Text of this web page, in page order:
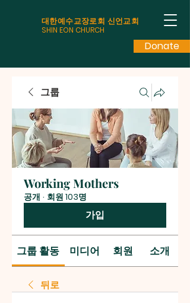
대한예수교장로회 신언교회
SHIN EON CHURCH
Donate
그룹
Working Mothers
공개 · 회원 103명
가입
그룹 활동 미디어 회원 소개
뒤로